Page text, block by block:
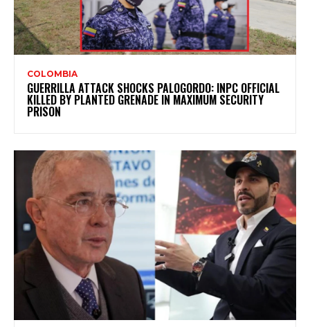
COLOMBIA
GUERRILLA ATTACK SHOCKS PALOGORDO: INPC OFFICIAL
KILLED BY PLANTED GRENADE IN MAXIMUM SECURITY
PRISON